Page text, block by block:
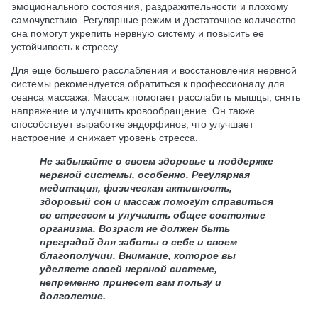
эмоционального состояния, раздражительности и плохому
самочувствию. Регулярные режим и достаточное количество
сна помогут укрепить нервную систему и повысить ее
устойчивость к стрессу.
Для еще большего расслабления и восстановления нервной
системы рекомендуется обратиться к профессионалу для
сеанса массажа. Массаж помогает расслабить мышцы, снять
напряжение и улучшить кровообращение. Он также
способствует выработке эндорфинов, что улучшает
настроение и снижает уровень стресса.
Не забывайте о своем здоровье и поддержке
нервной системы, особенно. Регулярная
медитация, физическая активность,
здоровый сон и массаж помогут справиться
со стрессом и улучшить общее состояние
организма. Возраст не должен быть
преградой для заботы о себе и своем
благополучии. Внимание, которое вы
уделяете своей нервной системе,
непременно принесет вам пользу и
долголетие.